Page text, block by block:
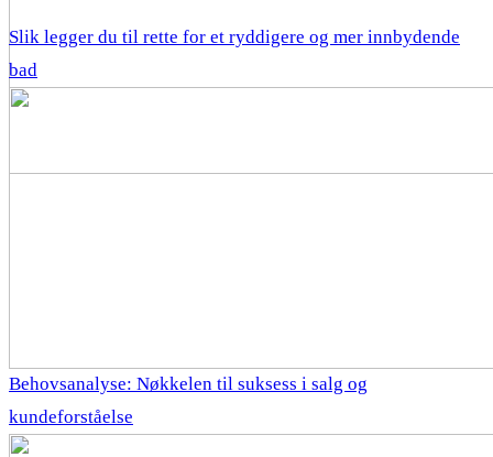
Slik legger du til rette for et ryddigere og mer innbydende
bad
Behovsanalyse: Nøkkelen til suksess i salg og
kundeforståelse